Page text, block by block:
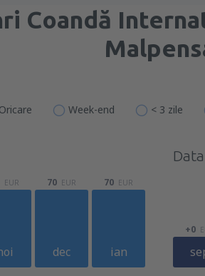
Coandă
Week-end < 3 zile
EUR
dec
70 EUR
ian
70 EUR
+0